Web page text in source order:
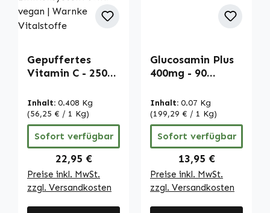
Gepuffertes
Vitamin C - 250
schluckfreundlich
- über 100%
Bedarfsabdeckun
g - für
Kollagenbildung,
Immunsystem
uvm. - vegan |
Warnke
Vitalstoffe
Inhalt: 0.408 Kg
(56,25 € / 1 Kg)
Sofort verfügbar
Regulärer Preis:
22,95 €
Preise inkl. MwSt.
zzgl. Versandkosten
Glucosamin Plus
400mg - 90
hochdosiert |
Warnke
Vitalstoffe
Inhalt: 0.07 Kg
(199,29 € / 1 Kg)
Sofort verfügbar
Regulärer Preis:
13,95 €
Preise inkl. MwSt.
zzgl. Versandkosten